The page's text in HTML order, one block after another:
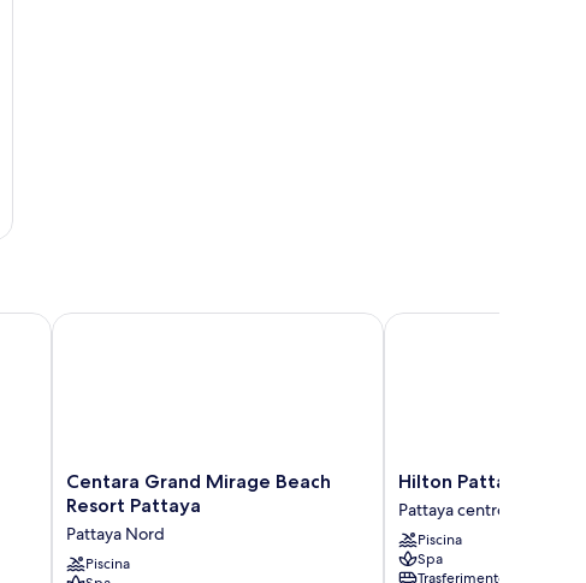
Centara
Grand
Beach
Resort
Centara Grand Mirage Beach
Resort Pattaya
Pattaya Nord
Piscina
Centara Grand Mirage Beach Resort Pattaya
Hilton
Pattaya
Pattaya
centro
Hilton Pattaya
Pattaya centro
Piscina
Spa
Trasferimento
Hilton Pattaya